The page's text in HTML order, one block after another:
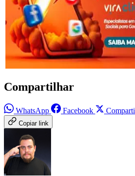
Compartilhar
WhatsApp Facebook
Copiar link